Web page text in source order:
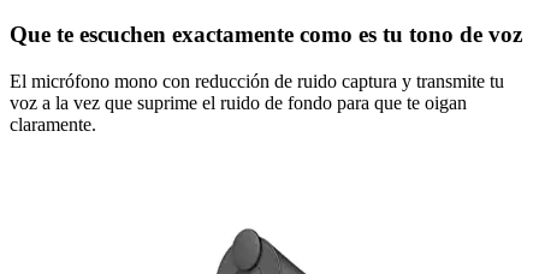
Que te escuchen exactamente como es tu tono de voz
El micrófono mono con reducción de ruido captura y transmite tu
voz a la vez que suprime el ruido de fondo para que te oigan
claramente.